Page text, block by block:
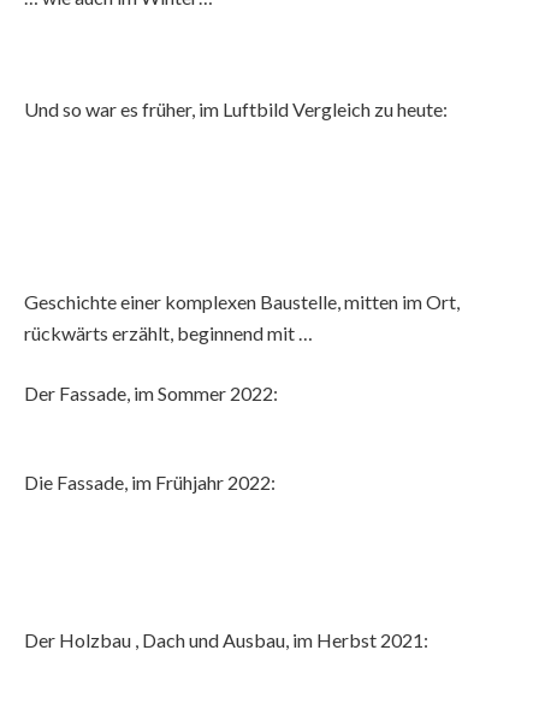
Und so war es früher, im Luftbild Vergleich zu heute:
Geschichte einer komplexen Baustelle, mitten im Ort,
rückwärts erzählt, beginnend mit …
Der Fassade, im Sommer 2022:
Die Fassade, im Frühjahr 2022:
Der Holzbau , Dach und Ausbau, im Herbst 2021: